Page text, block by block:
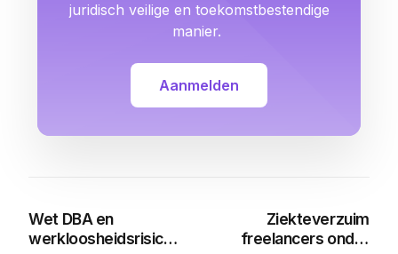
juridisch veilige en toekomstbestendige
manier.
Aanmelden
Wet DBA en
werkloosheidsrisico
Ziekteverzuim
freelancers onder